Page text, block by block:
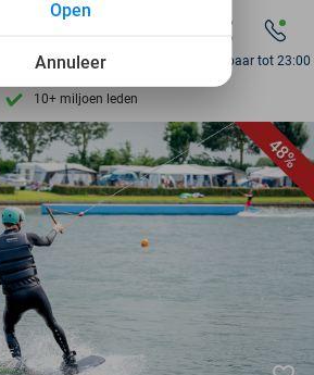
Ontdek 15.000+ deals
7 dagen per week beschikbaar
10+ miljoen leden
9,4 op basis van 205.945 reviews
Ontdek 15.000+ deals
7 dagen per week beschikbaar
10+ miljoen leden
Bereikbaar tot 23:00
48%
Annuleer
Open